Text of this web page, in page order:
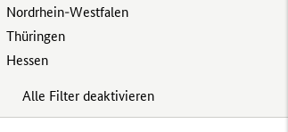
Nordrhein-Westfalen
Thüringen
Hessen
Alle Filter deaktivieren